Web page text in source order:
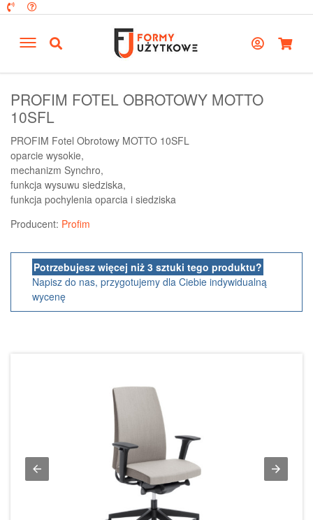
PROFIM FOTEL OBROTOWY MOTTO
10SFL
PROFIM Fotel Obrotowy MOTTO 10SFL
oparcie wysokie,
mechanizm Synchro,
funkcja wysuwu siedziska,
funkcja pochylenia oparcia i siedziska
Producent: Profim
Potrzebujesz więcej niż 3 sztuki tego produktu?
Napisz do nas, przygotujemy dla Ciebie indywidualną
wycenę